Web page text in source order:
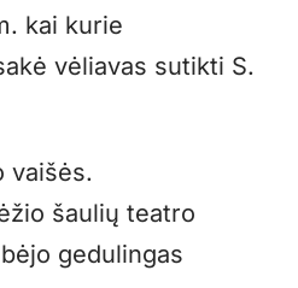
kai kurie
vėliavas sutikti S.
vaišės.
šaulių teatro
gedulingas